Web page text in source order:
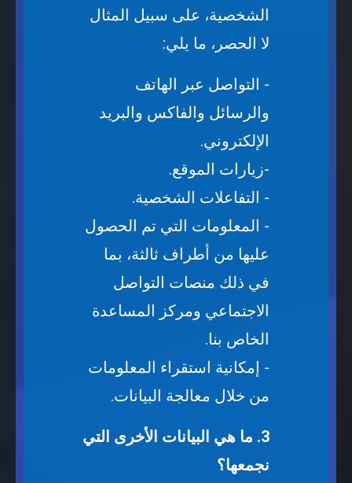
الشخصية، على سبيل المثال
لا الحصر، ما يلي:
- التواصل عبر الهاتف
والرسائل والفاكس والبريد
الإلكتروني.
-زيارات الموقع.
- التفاعلات الشخصية.
- المعلومات التي تم الحصول
عليها من أطراف ثالثة، بما
في ذلك منصات التواصل
الاجتماعي ومركز المساعدة
الخاص بنا.
- إمكانية استقراء المعلومات
من خلال معالجة البيانات.
3. ما هي البيانات الأخرى التي
نجمعها؟